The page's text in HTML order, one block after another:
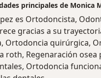
principales de Monica
es Ortodoncista,
gracias a su
Ortodoncia quirúrgica,
Regenaración osea
Ortodoncia